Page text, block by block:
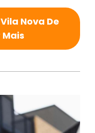
Nova De
Mais